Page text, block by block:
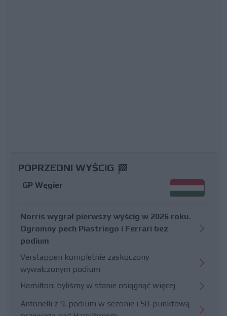
POPRZEDNI WYŚCIG
GP Węgier
Norris wygrał pierwszy wyścig w 2026 roku.
Ogromny pech Piastriego i Ferrari bez
podium
Verstappen kompletnie zaskoczony
wywalczonym podium
Hamilton: byliśmy w stanie osiągnąć więcej
Antonelli z 9. podium w sezonie i 50-punktową